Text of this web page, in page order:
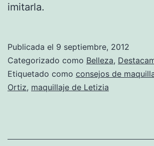
imitarla.
Publicada el 9 septiembre, 2012
Categorizado como Belleza,
Etiquetado como consejos de
Ortiz, maquillaje de Letizia